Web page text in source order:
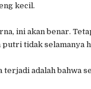
kecil.
ini akan benar.
tidak selamanya
terjadi adalah bahwa